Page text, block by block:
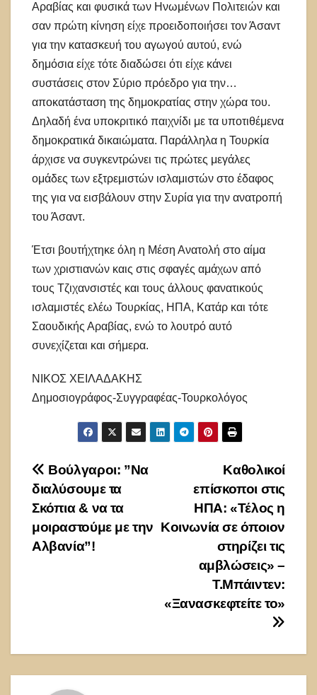
Αραβίας και φυσικά των Ηνωμένων Πολιτειών και
σαν πρώτη κίνηση είχε προειδοποιήσει τον Άσαντ
για την κατασκευή του αγωγού αυτού, ενώ
δημόσια είχε τότε διαδώσει ότι είχε κάνει
συστάσεις στον Σύριο πρόεδρο για την…
αποκατάσταση της δημοκρατίας στην χώρα του.
Δηλαδή ένα υποκριτικό παιχνίδι με τα υποτιθέμενα
δημοκρατικά δικαιώματα. Παράλληλα η Τουρκία
άρχισε να συγκεντρώνει τις πρώτες μεγάλες
ομάδες των εξτρεμιστών ισλαμιστών στο έδαφος
της για να εισβάλουν στην Συρία για την ανατροπή
του Άσαντ.
Έτσι βουτήχτηκε όλη η Μέση Ανατολή στο αίμα
των χριστιανών καις στις σφαγές αμάχων από
τους Τζιχανσιστές και τους άλλους φανατικούς
ισλαμιστές ελέω Τουρκίας, ΗΠΑ, Κατάρ και τότε
Σαουδικής Αραβίας, ενώ το λουτρό αυτό
συνεχίζεται και σήμερα.
ΝΙΚΟΣ ΧΕΙΛΑΔΑΚΗΣ
Δημοσιογράφος-Συγγραφέας-Τουρκολόγος
Πλοήγηση
άρθρων
Καθολικοί
επίσκοποι στις
ΗΠΑ: «Τέλος η
Κοινωνία σε όποιον
στηρίζει τις
αμβλώσεις» –
Τ.Μπάιντεν:
«Ξανασκεφτείτε το»
Βούλγαροι: ”Να
διαλύσουμε τα
Σκόπια & να τα
μοιραστούμε με την
Αλβανία”!